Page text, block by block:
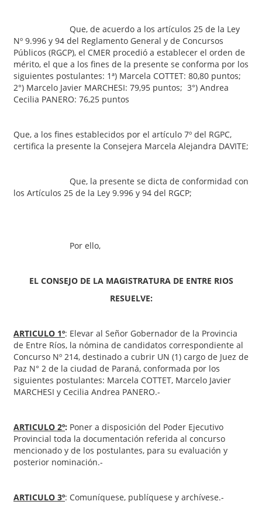
Que, de acuerdo a los artículos 25 de la Ley
Nº 9.996 y 94 del Reglamento General y de Concursos
Públicos (RGCP), el CMER procedió a establecer el orden de
mérito, el que a los fines de la presente se conforma por los
siguientes postulantes: 1ª) Marcela COTTET: 80,80 puntos;
2°) Marcelo Javier MARCHESI: 79,95 puntos; 3°) Andrea
Cecilia PANERO: 76,25 puntos
Que, a los fines establecidos por el artículo 7º del RGPC,
certifica la presente la Consejera Marcela Alejandra DAVITE;
Que, la presente se dicta de conformidad con
los Artículos 25 de la Ley 9.996 y 94 del RGCP;
Por ello,
EL CONSEJO DE LA MAGISTRATURA DE ENTRE RIOS
RESUELVE:
ARTICULO 1º: Elevar al Señor Gobernador de la Provincia
de Entre Ríos, la nómina de candidatos correspondiente al
Concurso Nº 214, destinado a cubrir UN (1) cargo de Juez de
Paz N° 2 de la ciudad de Paraná, conformada por los
siguientes postulantes: Marcela COTTET, Marcelo Javier
MARCHESI y Cecilia Andrea PANERO.-
ARTICULO 2º: Poner a disposición del Poder Ejecutivo
Provincial toda la documentación referida al concurso
mencionado y de los postulantes, para su evaluación y
posterior nominación.-
ARTICULO 3º: Comuníquese, publíquese y archívese.-